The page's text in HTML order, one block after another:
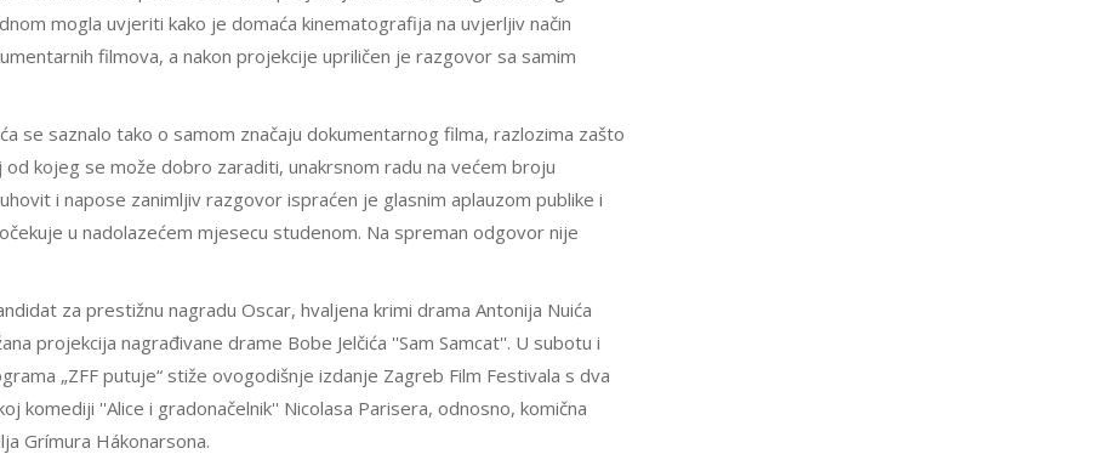
mogla uvjeriti kako je domaća kinematografija na uvjerljiv način
filmova, a nakon projekcije upriličen je razgovor sa samim
se saznalo tako o samom značaju dokumentarnog filma, razlozima zašto
od kojeg se može dobro zaraditi, unakrsnom radu na većem broju
i napose zanimljiv razgovor ispraćen je glasnim aplauzom publike i
u nadolazećem mjesecu studenom. Na spreman odgovor nije
za prestižnu nagradu Oscar, hvaljena krimi drama Antonija Nuića
projekcija nagrađivane drame Bobe Jelčića ''Sam Samcat''. U subotu i
„ZFF putuje“ stiže ovogodišnje izdanje Zagreb Film Festivala s dva
komediji ''Alice i gradonačelnik'' Nicolasa Parisera, odnosno, komična
Grímura Hákonarsona.